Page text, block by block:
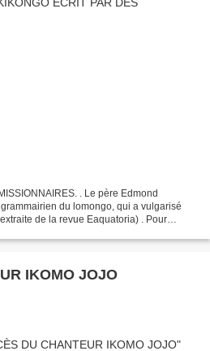
. Le père Edmond
du lomongo, qui a vulgarisé
de la revue Eaquatoria) . Pour
IKOMO JOJO